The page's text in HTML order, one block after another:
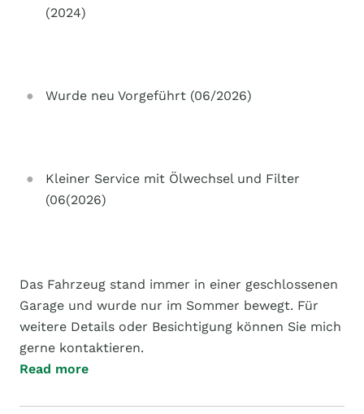
(2024)
Wurde neu Vorgeführt (06/2026)
Kleiner Service mit Ölwechsel und Filter
(06(2026)
Das Fahrzeug stand immer in einer geschlossenen
Garage und wurde nur im Sommer bewegt. Für
weitere Details oder Besichtigung können Sie mich
gerne kontaktieren.
Read more